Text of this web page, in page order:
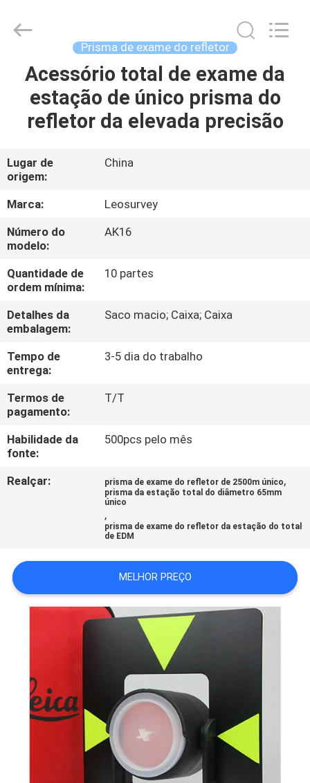
CASA
PRODUTOS
SOBRE
NÓS
EXCURSÃO
DA
FÁBRICA
CONTROLE
QUALIDADE
CONTACTE-
NOS
PEÇA
MAPA
DO
POLICY
Survey
Instrument
Reserved.
Prisma de exame do refletor
Acessório total de exame da
estação de único prisma do
refletor da elevada precisão
Lugar de
origem:
China
Marca:
Leosurvey
Número do
modelo:
AK16
Quantidade de
ordem mínima:
10 partes
Detalhes da
embalagem:
Saco macio; Caixa; Caixa
Tempo de
entrega:
3-5 dia do trabalho
Termos de
pagamento:
T/T
Habilidade da
fonte:
500pcs pelo mês
Realçar: prisma de exame do refletor de 2500m único,
prisma da estação total do diâmetro 65mm
único
,
prisma de exame do refletor da estação do total
de EDM
MELHOR PREÇO